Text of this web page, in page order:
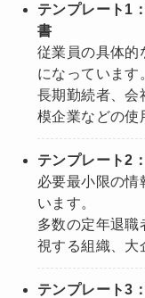
テンプレート1
書
従業員の具体的
になっています
長期勤続者、会
模企業などの使
テンプレート2
必要最小限の情
います。
多数の定年退職
視する組織、大
テンプレート3